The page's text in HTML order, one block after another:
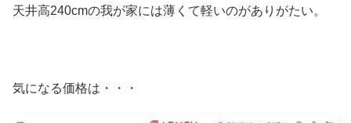
天井高240cmの我が家には薄くて軽いのがありがたい。
気になる価格は・・・